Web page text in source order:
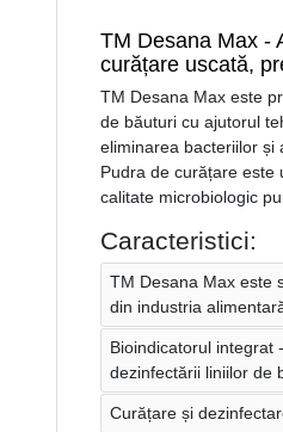
TM Desana Max -
curățare uscată,
TM Desana Max este
de băuturi cu ajutorul
eliminarea bacteriilor și
Pudra de curățare este
calitate microbiologic
Caracteristici:
TM Desana Max este
din industria
Bioindicatorul integrat
dezinfectării liniilor de
Curățare și